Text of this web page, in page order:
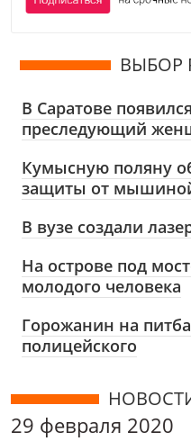
ВЫБОР
В Саратове
преследующий
Кумысную поляну
защиты от
В вузе создали
На острове под
молодого человека
Горожанин на
полицейского
29 февраля 2020